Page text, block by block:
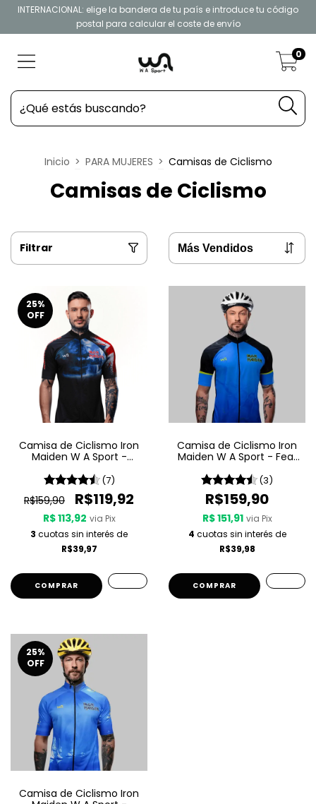
INTERNACIONAL: elige la bandera de tu país e introduce tu código
postal para calcular el coste de envío
0
Inicio > PARA MUJERES > Camisas de Ciclismo
Camisas de Ciclismo
Filtrar
25%
OFF
Camisa de Ciclismo Iron
Maiden W A Sport -
(7)
R$159,90 R$119,92
R$ 113,92 via Pix
3 cuotas sin interés de
R$39,97
COMPRAR
Camisa de Ciclismo Iron
Maiden W A Sport - Fear
(3)
R$159,90
R$ 151,91 via Pix
4 cuotas sin interés de
R$39,98
COMPRAR
25%
OFF
Camisa de Ciclismo Iron